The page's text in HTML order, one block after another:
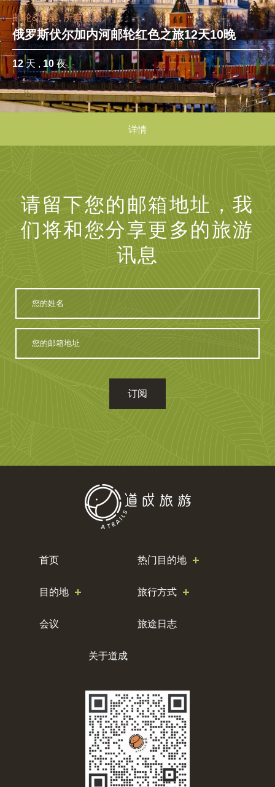
邮轮&游艇, 所有线路
俄罗斯伏尔加内河邮轮红色之旅12天10晚
12天 , 10 夜
详情
请留下您的邮箱地址，我
们将和您分享更多的旅游
讯息
您
名
箱
首页 热门目的地
目的地 旅行方式
会议 旅途日志
关于道成